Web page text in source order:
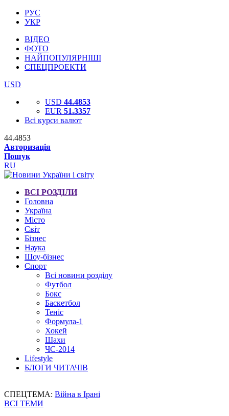
РУС
УКР
ВІДЕО
ФОТО
НАЙПОПУЛЯРНІШІ
СПЕЦПРОЕКТИ
USD
USD 44.4853
EUR 51.3357
Всі курси валют
44.4853
Авторизація
Пошук
RU
ВСІ РОЗДІЛИ
Головна
Україна
Місто
Світ
Бізнес
Наука
Шоу-бізнес
Спорт
Всі новини розділу
Футбол
Бокс
Баскетбол
Теніс
Формула-1
Хокей
Шахи
ЧС-2014
Lifestyle
БЛОГИ ЧИТАЧІВ
СПЕЦТЕМА: Війна в Ірані
ВСІ ТЕМИ